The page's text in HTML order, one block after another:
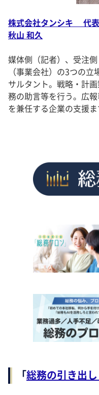
株式会社タンシキ 代
秋山 和久
媒体側（記者）、受注
（事業会社）の3つの
サルタント。戦略・計
務の助言等を行う。広
を兼任する企業の支援ま
「総務の引き出し